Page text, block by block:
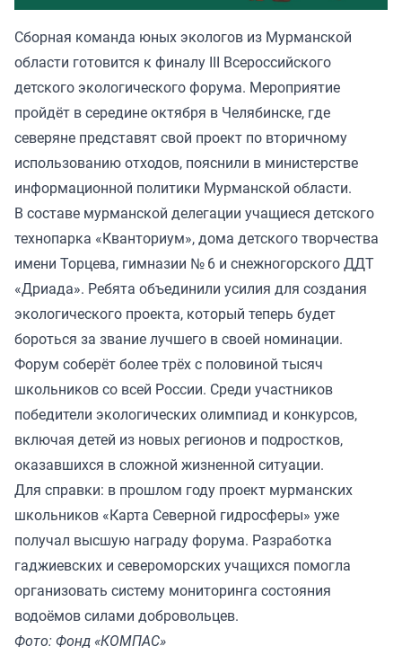
Сборная команда юных экологов из Мурманской
области готовится к финалу III Всероссийского
детского экологического форума. Мероприятие
пройдёт в середине октября в Челябинске, где
северяне представят свой проект по вторичному
использованию отходов, пояснили в министерстве
информационной политики Мурманской области.
В составе мурманской делегации учащиеся детского
технопарка «Кванториум», дома детского творчества
имени Торцева, гимназии № 6 и снежногорского ДДТ
«Дриада». Ребята объединили усилия для создания
экологического проекта, который теперь будет
бороться за звание лучшего в своей номинации.
Форум соберёт более трёх с половиной тысяч
школьников со всей России. Среди участников
победители экологических олимпиад и конкурсов,
включая детей из новых регионов и подростков,
оказавшихся в сложной жизненной ситуации.
Для справки: в прошлом году проект мурманских
школьников «Карта Северной гидросферы» уже
получал высшую награду форума. Разработка
гаджиевских и североморских учащихся помогла
организовать систему мониторинга состояния
водоёмов силами добровольцев.
Фото: Фонд «КОМПАС»